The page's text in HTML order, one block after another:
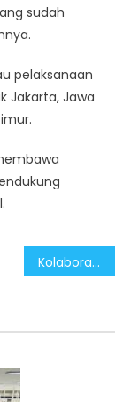
sudah
pelaksanaan
Jakarta, Jawa
Kolaborasi Pemerintah dan Lembaga Keuangan Perkuat Pemerataan Ekonomi